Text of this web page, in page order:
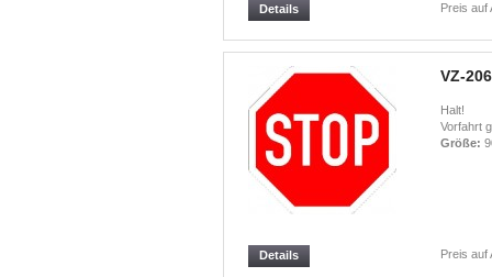
Preis auf
Details
VZ-206
Halt!
Vorfahrt
Größe:
Preis auf
Details